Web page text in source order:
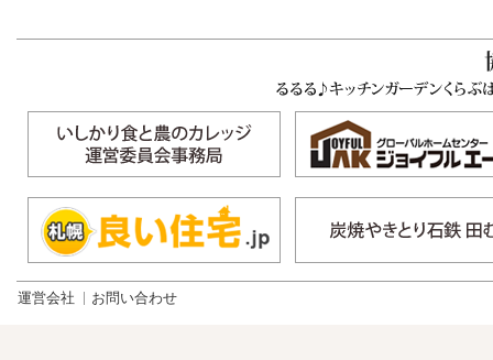
運営会社 お問い合わせ